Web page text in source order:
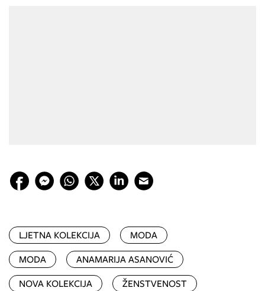
LJETNA KOLEKCIJA
MODA
MODA
ANAMARIJA ASANOVIĆ
NOVA KOLEKCIJA
ŽENSTVENOST